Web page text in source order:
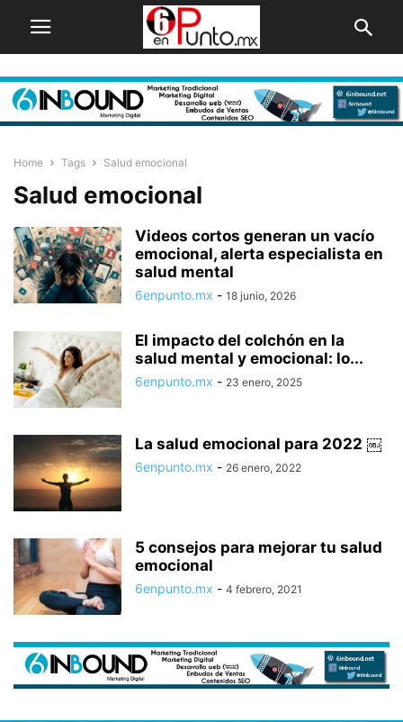
Home Tags Salud emocional
Salud emocional
Videos cortos generan un vacío
emocional, alerta especialista en
salud mental
6enpunto.mx - 18 junio, 2026
El impacto del colchón en la
salud mental y emocional: lo...
6enpunto.mx - 23 enero, 2025
La salud emocional para 2022 ￼
6enpunto.mx - 26 enero, 2022
5 consejos para mejorar tu salud
emocional
6enpunto.mx - 4 febrero, 2021